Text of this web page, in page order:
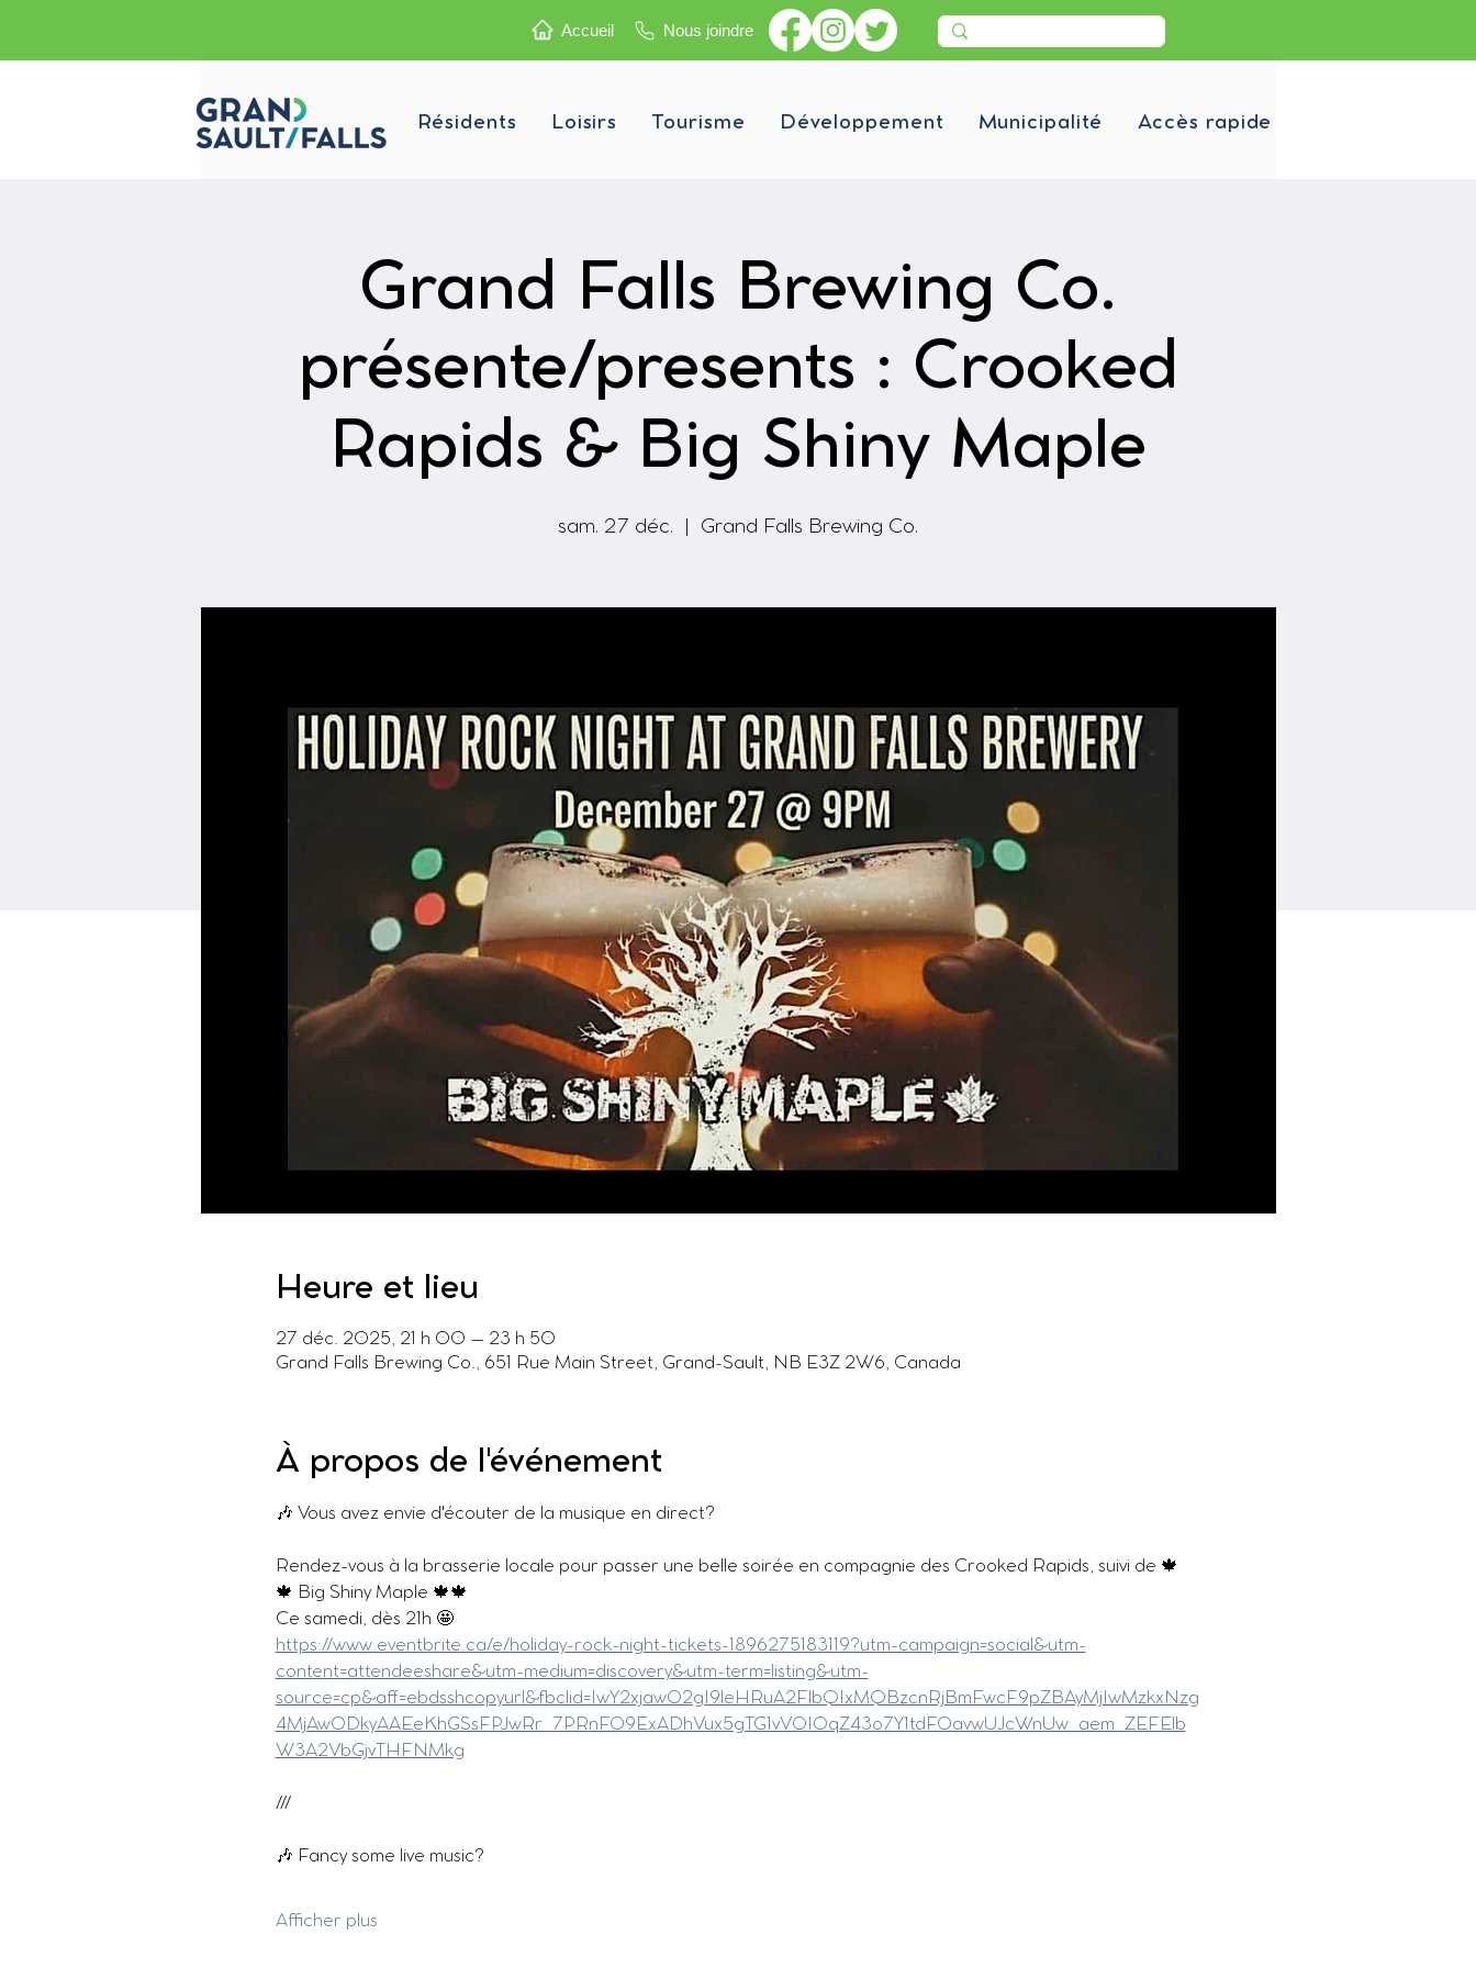
Accueil Nous joindre
Résidents Loisirs Tourisme Développement Municipalité Accès rapide
Grand Falls Brewing Co.
présente/presents : Crooked
Rapids & Big Shiny Maple
sam. 27 déc. Grand Falls Brewing Co.
Heure et lieu
27 déc. 2025, 21 h 00 – 23 h 50
Grand Falls Brewing Co., 651 Rue Main Street, Grand-Sault, NB E3Z 2W6, Canada
À propos de l'événement
🎶 Vous avez envie d'écouter de la musique en direct?
Rendez-vous à la brasserie locale pour passer une belle soirée en compagnie des Crooked Rapids, suivi de 🍁
🍁 Big Shiny Maple 🍁🍁
Ce samedi, dès 21h 🤩
https://www.eventbrite.ca/e/holiday-rock-night-tickets-1896275183119?utm-campaign=social&utm-
content=attendeeshare&utm-medium=discovery&utm-term=listing&utm-
source=cp&aff=ebdsshcopyurl&fbclid=IwY2xjawO2gI9leHRuA2FlbQIxMQBzcnRjBmFwcF9pZBAyMjIwMzkxNzg
4MjAwODkyAAEeKhGSsFPJwRr_7PRnFO9ExADhVux5gTG1vVOIOqZ43o7Y1tdFOavwUJcWnUw_aem_ZEFElb
W3A2VbGjvTHFNMkg
///
🎶 Fancy some live music?
Afficher plus